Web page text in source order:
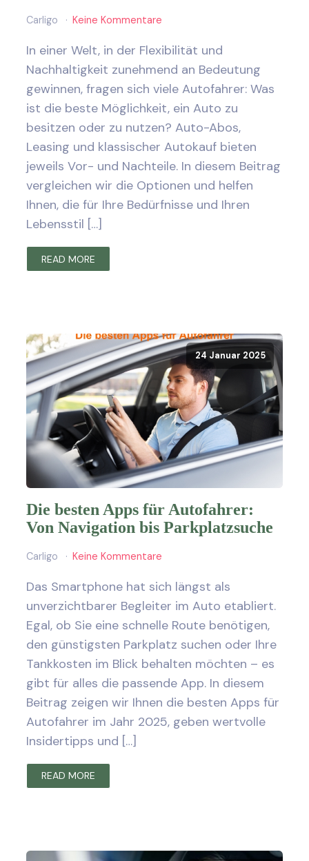
Carligo Keine Kommentare
In einer Welt, in der Flexibilität und
Nachhaltigkeit zunehmend an Bedeutung
gewinnen, fragen sich viele Autofahrer: Was
ist die beste Möglichkeit, ein Auto zu
besitzen oder zu nutzen? Auto-Abos,
Leasing und klassischer Autokauf bieten
jeweils Vor- und Nachteile. In diesem Beitrag
vergleichen wir die Optionen und helfen
Ihnen, die für Ihre Bedürfnisse und Ihren
Lebensstil […]
READ MORE
24 Januar 2025
Die besten Apps für Autofahrer:
Von Navigation bis Parkplatzsuche
Carligo Keine Kommentare
Das Smartphone hat sich längst als
unverzichtbarer Begleiter im Auto etabliert.
Egal, ob Sie eine schnelle Route benötigen,
den günstigsten Parkplatz suchen oder Ihre
Tankkosten im Blick behalten möchten – es
gibt für alles die passende App. In diesem
Beitrag zeigen wir Ihnen die besten Apps für
Autofahrer im Jahr 2025, geben wertvolle
Insidertipps und […]
READ MORE